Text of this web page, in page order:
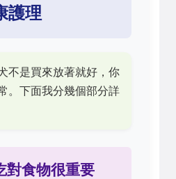
護理
不是買來放著就好，你
。下面我分幾個部分詳
對食物很重要